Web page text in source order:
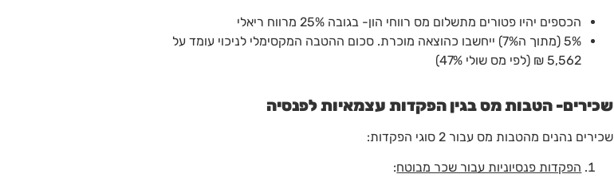
הכספים יהיו פטורים מתשלום מס רווחי הון- בגובה 25% מרווח ריאלי
5% (מתוך ה7%) ייחשבו כהוצאה מוכרת. סכום ההטבה המקסימלי לניכוי עומד על
5,562 ₪ (לפי מס שולי 47%)
שכירים- הטבות מס בגין הפקדות עצמאיות לפנסיה
שכירים נהנים מהטבות מס עבור 2 סוגי הפקדות:
הפקדות פנסיוניות עבור שכר מבוטח: